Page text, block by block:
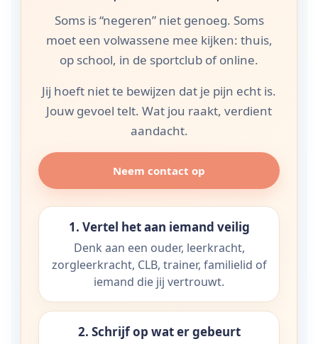
Soms is “negeren” niet genoeg. Soms
moet een volwassene mee kijken: thuis,
op school, in de sportclub of online.
Jij hoeft niet te bewijzen dat je pijn echt is.
Jouw gevoel telt. Wat jou raakt, verdient
aandacht.
Neem contact op
1. Vertel het aan iemand veilig
Denk aan een ouder, leerkracht,
zorgleerkracht, CLB, trainer, familielid of
iemand die jij vertrouwt.
2. Schrijf op wat er gebeurt